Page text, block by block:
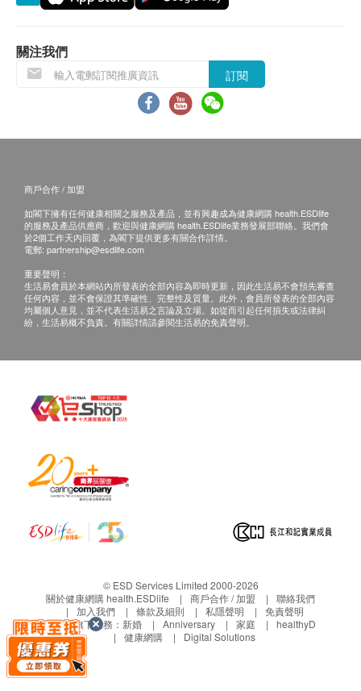
成份
蛋白質
5.7%
2.6%
纖維 7.0%
鈣 10.9%
磷
水分 10.7%
換貨安排
是否有損毀情況，一經確認簽收，恕不接受退換。
2. 退換產品必須包裝完整，如退換之產品有任何
殘缺或過期退回，供應商有權不受理。
3. 如有其他損壞或遺漏查詢，顧客必須保留有效
收據正本，並於送貨後3個工作天內按下列方式聯絡
關注我們
訂閱
商戶合作 / 加盟
如閣下擁有任何健康相關之服務及產品，並有興趣成為健康網購 health.ESDlife
的服務及產品供應商，歡迎與健康網購 health.ESDlife業務發展部聯絡。我們會
於2個工作天內回覆，為閣下提供更多有關合作詳情。
電郵: partnership@esdlife.com
重要聲明：
生活易會員於本網站內所發表的全部內容為即時更新，因此生活易不會預先審查
任何內容，並不會保證其準確性、完整性及質量。此外，會員所發表的全部內容
均屬個人意見，並不代表生活易之言論及立場。如從而引起任何損失或法律糾
紛，生活易概不負責。有關詳情請參閱生活易的免責聲明。
© ESD Services Limited 2000-2026
關於健康網購 health.ESDlife
商戶合作 / 加盟
聯絡我們
加入我們
條款及細則 私隱聲明
免責聲明
生活易旗下業務： 新婚 Anniversary 家庭
healthyD
健康網購
Digital Solutions